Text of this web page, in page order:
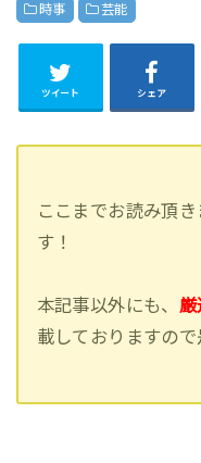
時事 芸能
ツイート シェア
ここまでお読み頂
す！
本記事以外にも、
載しておりますので